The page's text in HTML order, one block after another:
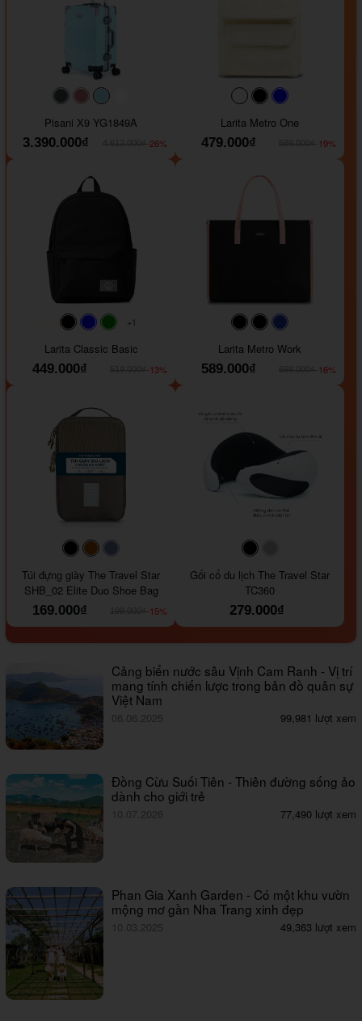
#40454a#b76e79
#9ad8e7
Pisani X9 YG1849A
3.390.000₫
-26%
#faf0e6#000000
Larita Metro One
479.000₫
-19%
#faf0e6
#000000#0000FF#008000
+1
Larita Classic Basic
449.000₫
-13%
#000000#000000
Larita Metro Work
589.000₫
-16%
#000000#964B00
Túi đựng giày The Travel Star
SHB_02 Elite Duo Shoe Bag
169.000₫
-15%
#000000
Gối cổ du lịch The Travel Star
TC360
279.000₫
Cảng biển nước sâu Vịnh Cam Ranh - Vị trí
mang tính chiến lược trong bản đồ quân sự
Việt Nam
06.06.2025 99,981 lượt xem
Đồng Cừu Suối Tiên - Thiên đường sống ảo
dành cho giới trẻ
10.07.2026 77,490 lượt xem
Phan Gia Xanh Garden - Có một khu vườn
mộng mơ gần Nha Trang xinh đẹp
10.03.2025 49,363 lượt xem